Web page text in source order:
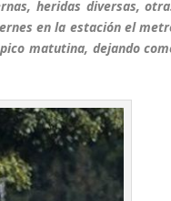
heridas diversas,
en la estación el
matutina, dejando